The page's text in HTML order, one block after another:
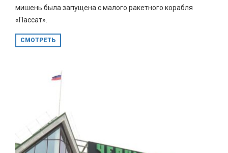
мишень была запущена с малого ракетного корабля
«Пассат».
СМОТРЕТЬ